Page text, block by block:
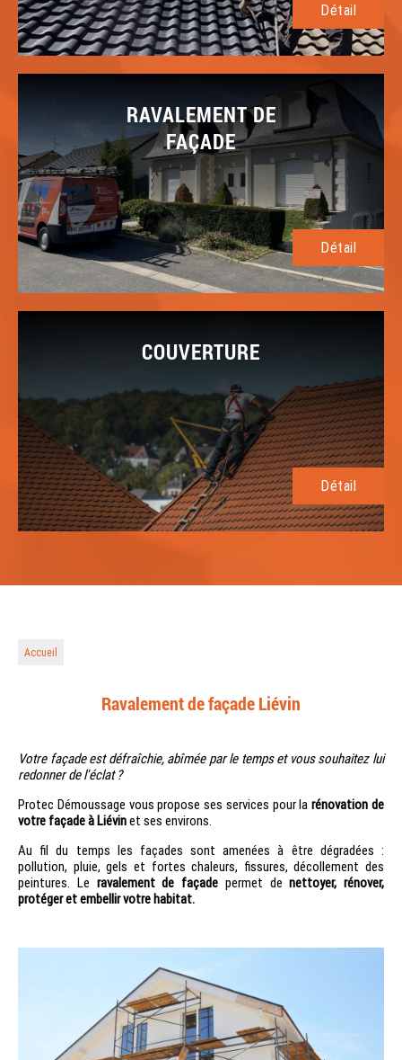
Détail
RAVALEMENT DE
FAÇADE
Détail
COUVERTURE
Détail
Accueil
Ravalement de façade Liévin
Votre façade est défraîchie, abîmée par le temps et vous souhaitez lui
redonner de l'éclat ?
Protec Démoussage vous propose ses services pour larénovation de
votre façade à Liévinet ses environs.
Au fil du temps les façades sont amenées à être dégradées :
pollution, pluie, gels et fortes chaleurs, fissures, décollement des
peintures. Le ravalement de façade permet de nettoyer, rénover,
protéger et embellir votre habitat.